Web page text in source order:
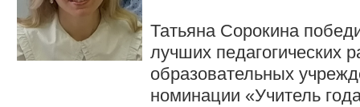
Татьяна Сорокина
лучших педагогических
образовательных
номинации «Учитель